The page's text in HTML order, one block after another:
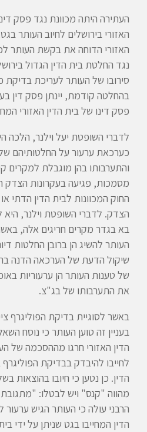
העתירה היתה מכוונת נגד פסק
האזורי בירושלים לחיוב העותר
האזורי הדוחה את בקשת העותר
נגד החלטת בית הדין הגדול
סירובו של העותר לעריכת בדיקת
בהחלטה קודמת, יינתן פסק דין
פסק דינו של בית הדין האזורי
לדברי השופטת יעל וילנר, הלכה
כערכאת ערעור על החלטותיהם של
והתערבותו בהן מוגבלת למקרים
מסמכות, פגיעה בעקרונות הצדק
החוק המכוונות לבית הדין הדתי
הצדק. לדברי השופטת וילנר,
בא בגדר מקרים חריגים אלה,
העותר להשיג הן ברובן החלטות
שיקול הדעת של הערכאה הדנה
של טענות העותר הן ערעוריות
את התערבותו של בג"צ.
באשר לסוגיית בדיקת הפוליגרף
בעניין זה טוען העותר כי נוסח
הדין האזורי חרגו מההסכמה של
לחייבו להיבדק בבדיקת
הדין. כן נטען כי חיובו בהוצאות
מהווה "קנס" ויש לבטלו:
הרבני עולה כי העותר הגיש
הדין המחייבו בגט שניתן על ידי